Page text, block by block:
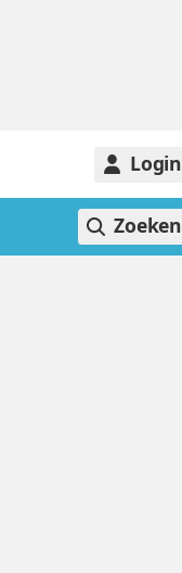
Login
Zoeken